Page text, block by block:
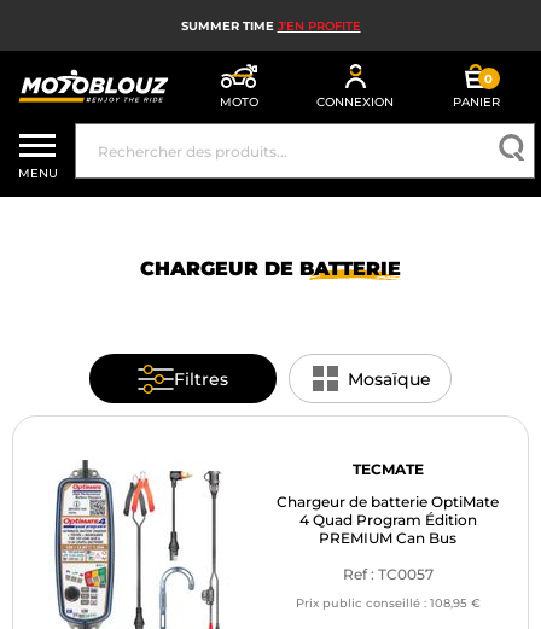
SUMMER TIME J'EN PROFITE
MOTO CONNEXION
0
PANIER
CASQUE MOTO
ÉQUIPEMENT MOTO HOMME
AIRBAG MOTO
ACCESSOIRES MOTO
BAGAGERIE MOTO
PNEUS MOTO
MENU
CHARGEUR DE BATTERIE
Filtres Mosaïque
TECMATE
Chargeur de batterie OptiMate
4 Quad Program Édition
PREMIUM Can Bus
Ref : TC0057
Prix public conseillé : 108,95 €